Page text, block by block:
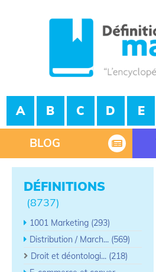
A B C D E
BLOG
DÉFINITIONS
(8737)
1001 Marketing (293)
Distribution / March... (569)
Droit et déontologi... (218)